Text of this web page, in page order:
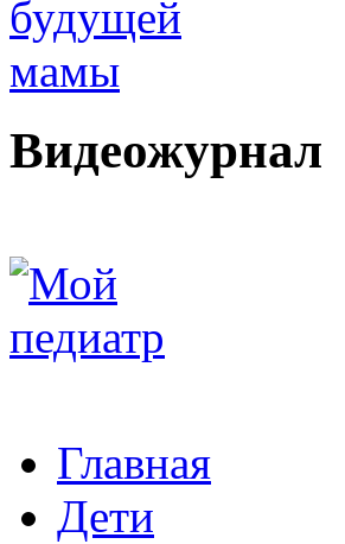
Видеожурнал
Главная
Дети